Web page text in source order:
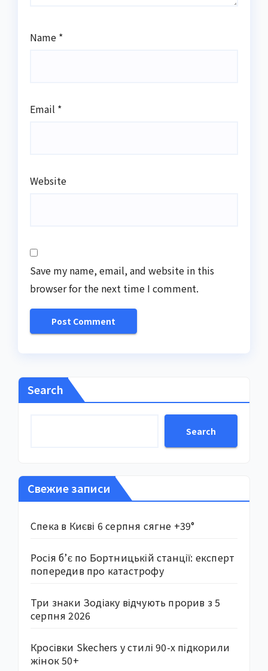
Name *
Email *
Website
Save my name, email, and website in this
browser for the next time I comment.
Search
Search
Свежие записи
Спека в Києві 6 серпня сягне +39°
Росія б’є по Бортницькій станції: експерт
попередив про катастрофу
Три знаки Зодіаку відчують прорив з 5
серпня 2026
Кросівки Skechers у стилі 90-х підкорили
жінок 50+